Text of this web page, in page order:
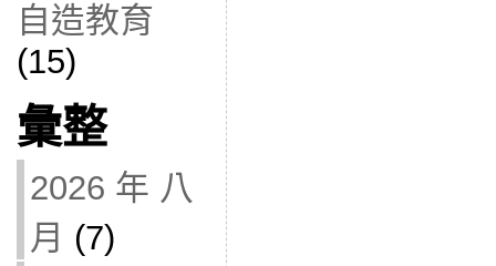
自造教育
(15)
彙整
2026 年 八
月 (7)